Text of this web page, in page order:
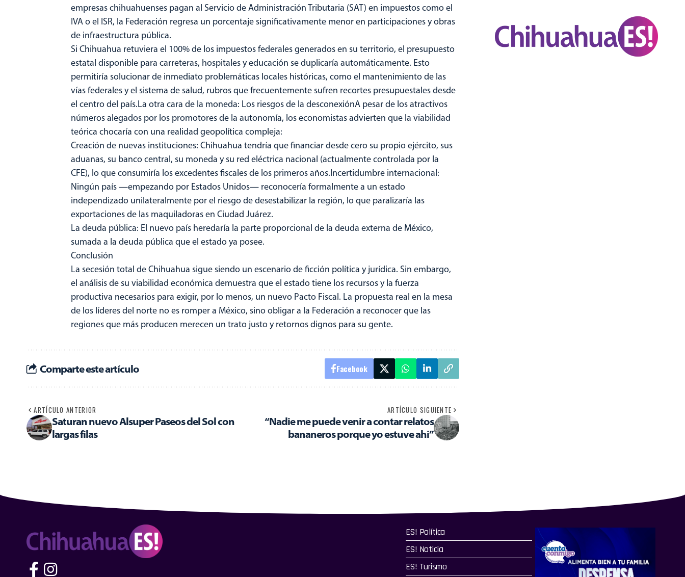
empresas chihuahuenses pagan al Servicio de Administración Tributaria (SAT) en impuestos como el
IVA o el ISR, la Federación regresa un porcentaje significativamente menor en participaciones y obras
de infraestructura pública.
Si Chihuahua retuviera el 100% de los impuestos federales generados en su territorio, el presupuesto
estatal disponible para carreteras, hospitales y educación se duplicaría automáticamente. Esto
permitiría solucionar de inmediato problemáticas locales históricas, como el mantenimiento de las
vías federales y el sistema de salud, rubros que frecuentemente sufren recortes presupuestales desde
el centro del país.La otra cara de la moneda: Los riesgos de la desconexiónA pesar de los atractivos
números alegados por los promotores de la autonomía, los economistas advierten que la viabilidad
teórica chocaría con una realidad geopolítica compleja:
Creación de nuevas instituciones: Chihuahua tendría que financiar desde cero su propio ejército, sus
aduanas, su banco central, su moneda y su red eléctrica nacional (actualmente controlada por la
CFE), lo que consumiría los excedentes fiscales de los primeros años.Incertidumbre internacional:
Ningún país —empezando por Estados Unidos— reconocería formalmente a un estado
independizado unilateralmente por el riesgo de desestabilizar la región, lo que paralizaría las
exportaciones de las maquiladoras en Ciudad Juárez.
La deuda pública: El nuevo país heredaría la parte proporcional de la deuda externa de México,
sumada a la deuda pública que el estado ya posee.
Conclusión
La secesión total de Chihuahua sigue siendo un escenario de ficción política y jurídica. Sin embargo,
el análisis de su viabilidad económica demuestra que el estado tiene los recursos y la fuerza
productiva necesarios para exigir, por lo menos, un nuevo Pacto Fiscal. La propuesta real en la mesa
de los líderes del norte no es romper a México, sino obligar a la Federación a reconocer que las
regiones que más producen merecen un trato justo y retornos dignos para su gente.
Comparte este artículo Facebook
ARTÍCULO ANTERIOR
Saturan nuevo Alsuper Paseos del Sol con
largas filas
ARTÍCULO SIGUIENTE
“Nadie me puede venir a contar relatos
bananeros porque yo estuve ahi”
ES! Política
ES! Noticia
ES! Turismo